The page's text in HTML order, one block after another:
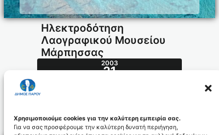
Χρησιμοποιούμε cookies για την καλύτερη εμπειρία σας.
Για να σας προσφέρουμε την καλύτερη δυνατή περιήγηση,
Ηλεκτροδότηση
Λαογραφικού Μουσείου
Μάρπησσας
2003
21
294.2003_id801